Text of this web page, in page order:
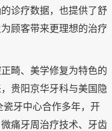
诊疗数据，也提供了舒
顾客带来更理想的治疗
畸、美学修复为特色的
贵阳京华牙科与美国隐
牙中心合作多年，开
痛牙周治疗技术、牙齿